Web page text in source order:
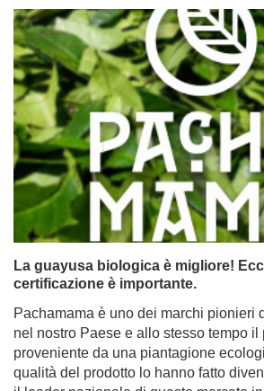
La guayusa biologica è migliore!
certificazione è importante.
Pachamama è uno dei marchi pionieri
nel nostro Paese e allo stesso tempo il
proveniente da una piantagione
qualità del prodotto lo hanno fatto